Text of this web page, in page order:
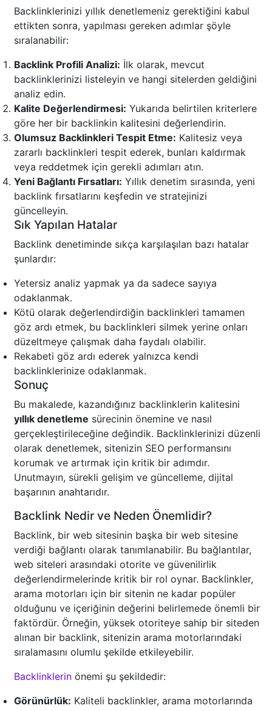
Backlinklerinizi yıllık denetlemeniz gerektiğini kabul
ettikten sonra, yapılması gereken adımlar şöyle
sıralanabilir:
Backlink Profili Analizi: İlk olarak, mevcut
backlinklerinizi listeleyin ve hangi sitelerden geldiğini
analiz edin.
Kalite Değerlendirmesi: Yukarıda belirtilen kriterlere
göre her bir backlinkin kalitesini değerlendirin.
Olumsuz Backlinkleri Tespit Etme: Kalitesiz veya
zararlı backlinkleri tespit ederek, bunları kaldırmak
veya reddetmek için gerekli adımları atın.
Yeni Bağlantı Fırsatları: Yıllık denetim sırasında, yeni
backlink fırsatlarını keşfedin ve stratejinizi
güncelleyin.
Sık Yapılan Hatalar
Backlink denetiminde sıkça karşılaşılan bazı hatalar
şunlardır:
Yetersiz analiz yapmak ya da sadece sayıya
odaklanmak.
Kötü olarak değerlendirdiğin backlinkleri tamamen
göz ardı etmek, bu backlinkleri silmek yerine onları
düzeltmeye çalışmak daha faydalı olabilir.
Rekabeti göz ardı ederek yalnızca kendi
backlinklerinize odaklanmak.
Sonuç
Bu makalede, kazandığınız backlinklerin kalitesini
yıllık denetleme sürecinin önemine ve nasıl
gerçekleştirileceğine değindik. Backlinklerinizi düzenli
olarak denetlemek, sitenizin SEO performansını
korumak ve artırmak için kritik bir adımdır.
Unutmayın, sürekli gelişim ve güncelleme, dijital
başarının anahtarıdır.
Backlink Nedir ve Neden Önemlidir?
Backlink, bir web sitesinin başka bir web sitesine
verdiği bağlantı olarak tanımlanabilir. Bu bağlantılar,
web siteleri arasındaki otorite ve güvenilirlik
değerlendirmelerinde kritik bir rol oynar. Backlinkler,
arama motorları için bir sitenin ne kadar popüler
olduğunu ve içeriğinin değerini belirlemede önemli bir
faktördür. Örneğin, yüksek otoriteye sahip bir siteden
alınan bir backlink, sitenizin arama motorlarındaki
sıralamasını olumlu şekilde etkileyebilir.
Backlinklerin önemi şu şekildedir:
Görünürlük: Kaliteli backlinkler, arama motorlarında